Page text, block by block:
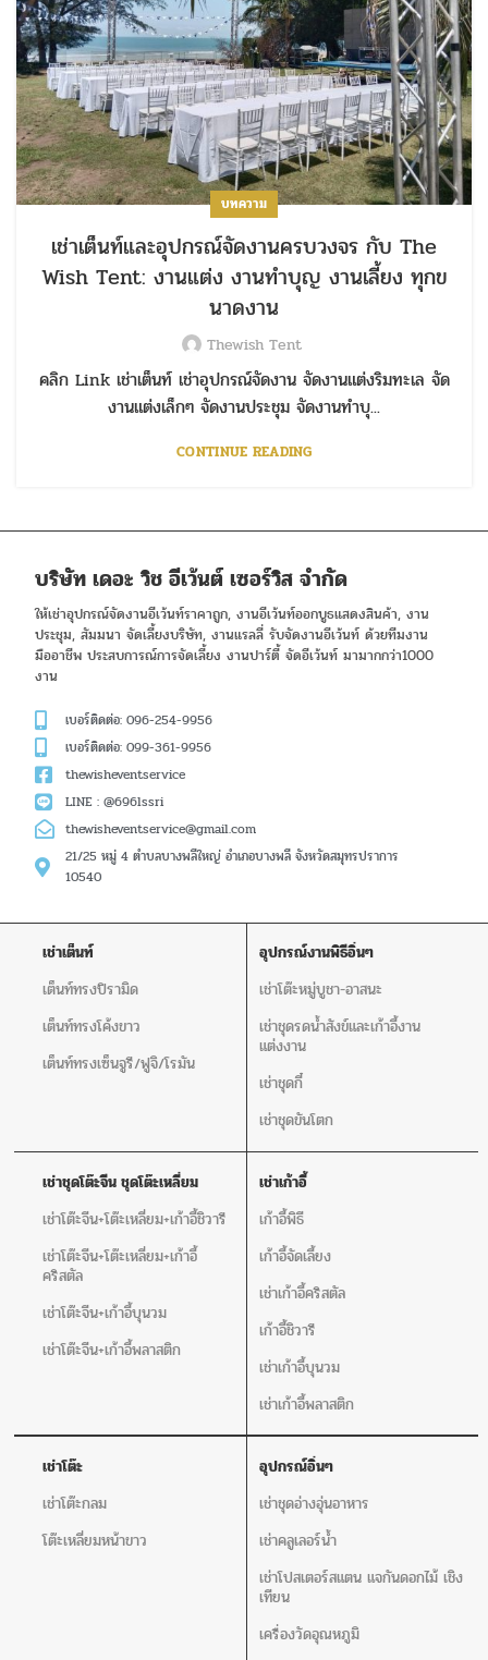
บทความ
เช่าเต็นท์และอุปกรณ์จัดงานครบวงจร กับ The
Wish Tent: งานแต่ง งานทำบุญ งานเลี้ยง ทุกข
นาดงาน
Thewish Tent
คลิก Link เช่าเต็นท์ เช่าอุปกรณ์จัดงาน จัดงานแต่งริมทะเล จัด
งานแต่งเล็กๆ จัดงานประชุม จัดงานทำบุ...
CONTINUE READING
บริษัท เดอะ วิช อีเว้นต์ เซอร์วิส จำกัด
ให้เช่าอุปกรณ์จัดงานอีเว้นท์ราคาถูก, งานอีเว้นท์ออกบูธแสดงสินค้า, งาน
ประชุม, สัมมนา จัดเลี้ยงบริษัท, งานแรลลี่ รับจัดงานอีเว้นท์ ด้วยทีมงาน
มืออาชีพ ประสบการณ์การจัดเลี้ยง งานปาร์ตี้ จัดอีเว้นท์ มามากกว่า1000
งาน
เบอร์ติดต่อ: 096-254-9956
เบอร์ติดต่อ: 099-361-9956
thewisheventservice
LINE : @696lssri
thewisheventservice@gmail.com
21/25 หมู่ 4 ตำบลบางพลีใหญ่ อำเภอบางพลี จังหวัดสมุทรปราการ
10540
เช่าเต็นท์
เต็นท์ทรงปิรามิด
เต็นท์ทรงโค้งขาว
เต็นท์ทรงเซ็นจูรี/ฟูจิ/โรมัน
อุปกรณ์งานพิธีอิ่นๆ
เช่าโต๊ะหมู่บูชา-อาสนะ
เช่าชุดรดน้ำสังข์และเก้าอี้งาน
แต่งงาน
เช่าชุดกี๋
เช่าชุดขันโตก
เช่าชุดโต๊ะจีน ชุดโต๊ะเหลี่ยม
เช่าโต๊ะจีน+โต๊ะเหลี่ยม+เก้าอี้ชิวารี
เช่าโต๊ะจีน+โต๊ะเหลี่ยม+เก้าอี้
คริสตัล
เช่าโต๊ะจีน+เก้าอี้บุนวม
เช่าโต๊ะจีน+เก้าอี้พลาสติก
เช่าเก้าอี้
เก้าอี้พิธี
เก้าอี้จัดเลี้ยง
เช่าเก้าอี้คริสตัล
เก้าอี้ชิวารี
เช่าเก้าอี้บุนวม
เช่าเก้าอี้พลาสติก
เช่าโต๊ะ
เช่าโต๊ะกลม
โต๊ะเหลี่ยมหน้าขาว
อุปกรณ์อิ่นๆ
เช่าชุดอ่างอุ่นอาหาร
เช่าคลูเลอร์น้ำ
เช่าโปสเตอร์สแตน แจกันดอกไม้ เชิง
เทียน
เครื่องวัดอุณหภูมิ